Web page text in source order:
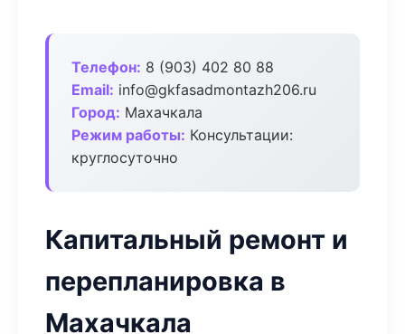
Телефон: 8 (903) 402 80 88
Email: info@gkfasadmontazh206.ru
Город: Махачкала
Режим работы: Консультации:
круглосуточно
Капитальный ремонт и
перепланировка в
Махачкала